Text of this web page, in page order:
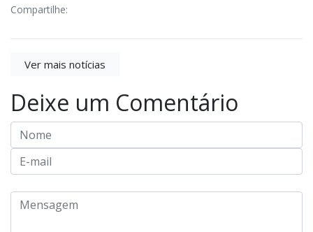
Compartilhe:
Ver mais notícias
Deixe um Comentário